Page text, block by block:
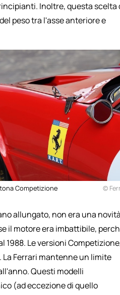
Inoltre, questa scelta
peso tra l'asse anteriore e
Competizione ©
allungato, non era una
il motore era imbattibile,
1988. Le versioni
La Ferrari mantenne un limite
Questi modelli
(ad eccezione di quello